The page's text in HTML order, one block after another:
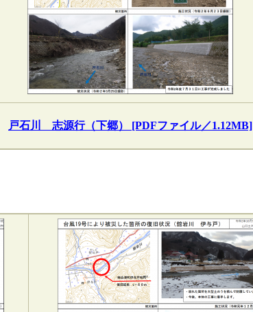
戸石川 志源行（下郷） [PDFファイル／1.12MB]